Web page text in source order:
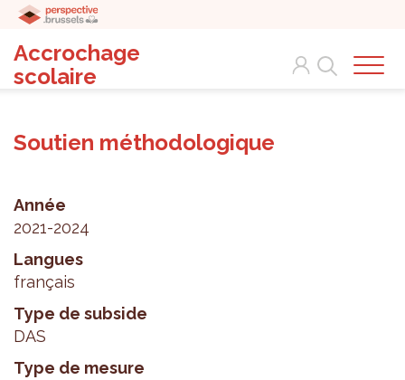
Accrochage
scolaire
Search
Soutien méthodologique
Année
2021-2024
Langues
français
Type de subside
DAS
Type de mesure